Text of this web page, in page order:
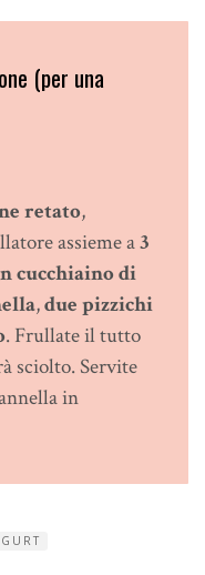
(per una
retato,
assieme a3
cucchiaino di
,due pizzichi
. Frullate il tutto
sciolto. Servite
in